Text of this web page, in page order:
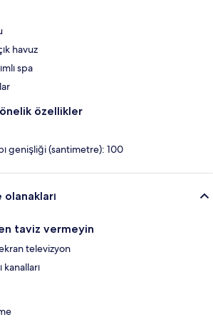
havuz
spa
özellikler
genişliği (santimetre): 100
taviz vermeyin
televizyon
kanalları